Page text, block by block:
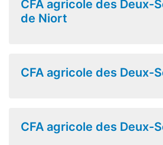
CFA agricole des Deux-
de Niort
CFA agricole des Deux-
CFA agricole des Deux-